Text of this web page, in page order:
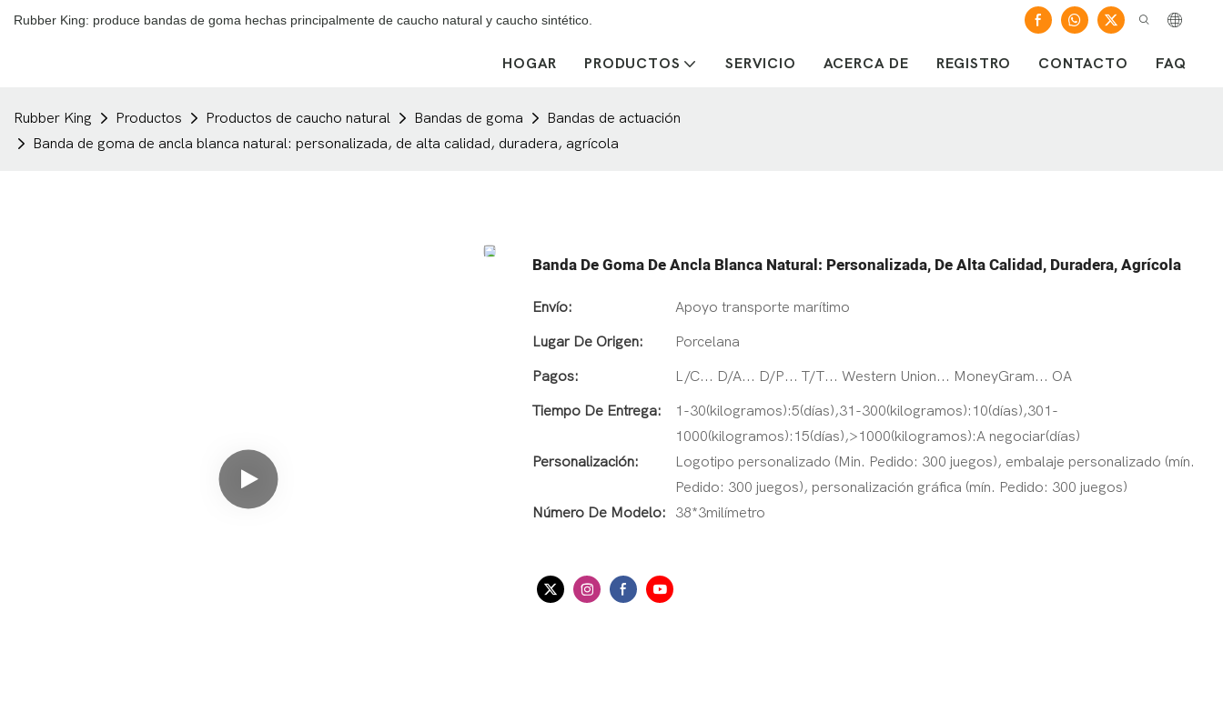
Rubber King: produce bandas de goma hechas principalmente de caucho natural y caucho sintético.
HOGAR PRODUCTOS SERVICIO ACERCA DE REGISTRO CONTACTO FAQ
Rubber King Productos Productos de caucho natural Bandas de goma
Bandas de actuación
Banda de goma de ancla blanca natural: personalizada, de alta calidad, duradera, agrícola
Banda De Goma De Ancla Blanca Natural: Personalizada, De Alta Calidad, Duradera, Agrícola
Envío: Apoyo transporte marítimo
Lugar De Origen: Porcelana
Pagos: L/C... D/A... D/P... T/T... Western Union... MoneyGram... OA
Tiempo De Entrega:
1-30(kilogramos):5(días),31-300(kilogramos):10(días),301-
1000(kilogramos):15(días),>1000(kilogramos):A negociar(días)
Personalización:
Logotipo personalizado (Min. Pedido: 300 juegos), embalaje personalizado (mín.
Pedido: 300 juegos), personalización gráfica (mín. Pedido: 300 juegos)
Número De Modelo:
38*3milímetro